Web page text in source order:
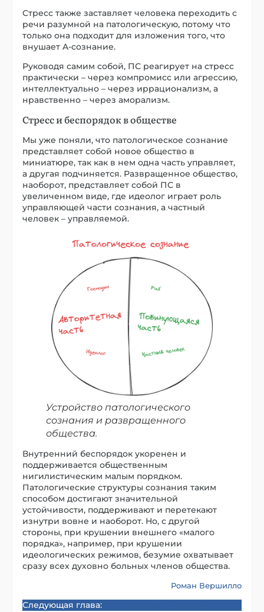
Стресс также заставляет человека переходить с
речи разумной на патологическую, потому что
только она подходит для изложения того, что
внушает A-сознание.
Руководя самим собой, ПС реагирует на стресс
практически – через компромисс или агрессию,
интеллектуально – через иррационализм, а
нравственно – через аморализм.
Стресс и беспорядок в обществе
Мы уже поняли, что патологическое сознание
представляет собой новое общество в
миниатюре, так как в нем одна часть управляет,
а другая подчиняется. Развращенное общество,
наоборот, представляет собой ПС в
увеличенном виде, где идеолог играет роль
управляющей части сознания, а частный
человек – управляемой.
Устройство патологического
сознания и развращенного
общества.
Внутренний беспорядок укоренен и
поддерживается общественным
нигилистическим малым порядком.
Патологические структуры сознания таким
способом достигают значительной
устойчивости, поддерживают и перетекают
изнутри вовне и наоборот. Но, с другой
стороны, при крушении внешнего «малого
порядка», например, при крушении
идеологических режимов, безумие охватывает
сразу всех духовно больных членов общества.
Роман Вершилло
Следующая глава: